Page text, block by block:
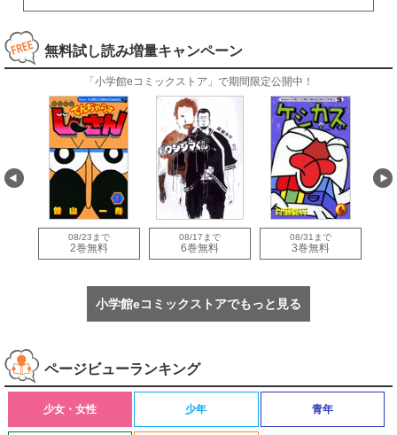
無料試し読み増量キャンペーン
「小学館eコミックストア」で期間限定公開中！
08/23まで
2巻無料
08/17まで
6巻無料
08/31まで
3巻無料
小学館eコミックストアでもっと見る
ページビューランキング
少女・女性 少年 青年